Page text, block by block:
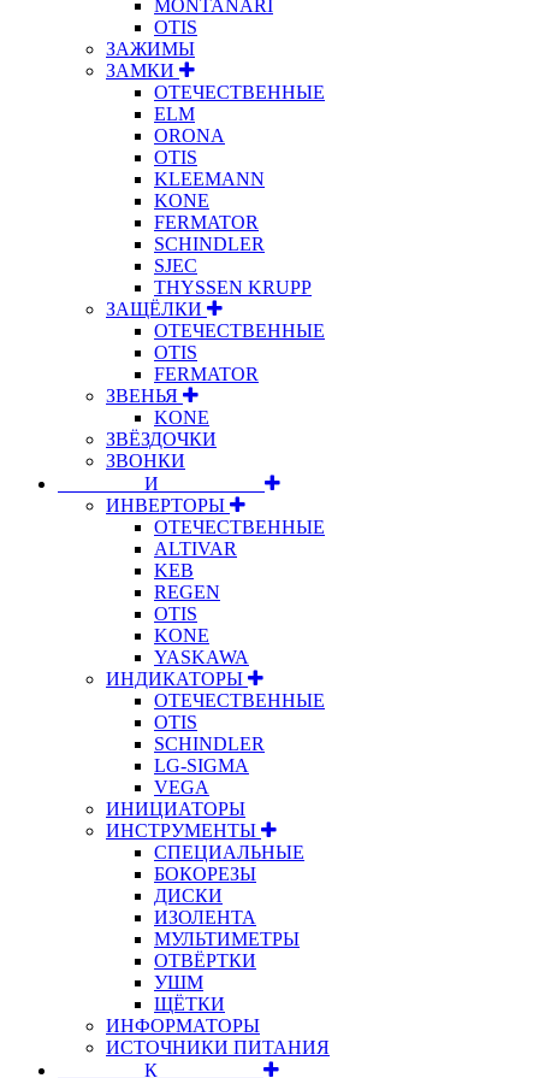
MONTANARI
OTIS
ЗАЖИМЫ
ЗАМКИ
ОТЕЧЕСТВЕННЫЕ
ELM
ORONA
OTIS
KLEEMANN
KONE
FERMATOR
SCHINDLER
SJEC
THYSSEN KRUPP
ЗАЩЁЛКИ
ОТЕЧЕСТВЕННЫЕ
OTIS
FERMATOR
ЗВЕНЬЯ
KONE
ЗВЁЗДОЧКИ
ЗВОНКИ
⠀⠀⠀⠀⠀⠀И⠀⠀⠀⠀⠀⠀⠀
ИНВЕРТОРЫ
ОТЕЧЕСТВЕННЫЕ
ALTIVAR
KEB
REGEN
OTIS
KONE
YASKAWA
ИНДИКАТОРЫ
ОТЕЧЕСТВЕННЫЕ
OTIS
SCHINDLER
LG-SIGMA
VEGA
ИНИЦИАТОРЫ
ИНСТРУМЕНТЫ
СПЕЦИАЛЬНЫЕ
БОКОРЕЗЫ
ДИСКИ
ИЗОЛЕНТА
МУЛЬТИМЕТРЫ
ОТВЁРТКИ
УШМ
ЩЁТКИ
ИНФОРМАТОРЫ
ИСТОЧНИКИ ПИТАНИЯ
⠀⠀⠀⠀⠀⠀К⠀⠀⠀⠀⠀⠀⠀